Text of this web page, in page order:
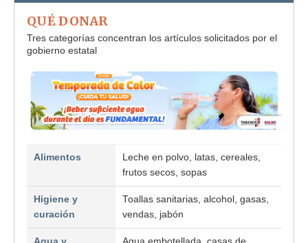
QUÉ DONAR
Tres categorías concentran los artículos solicitados por el
gobierno estatal
Alimentos
Leche en polvo, latas, cereales,
frutos secos, sopas
Higiene y
curación
Toallas sanitarias, alcohol, gasas,
vendas, jabón